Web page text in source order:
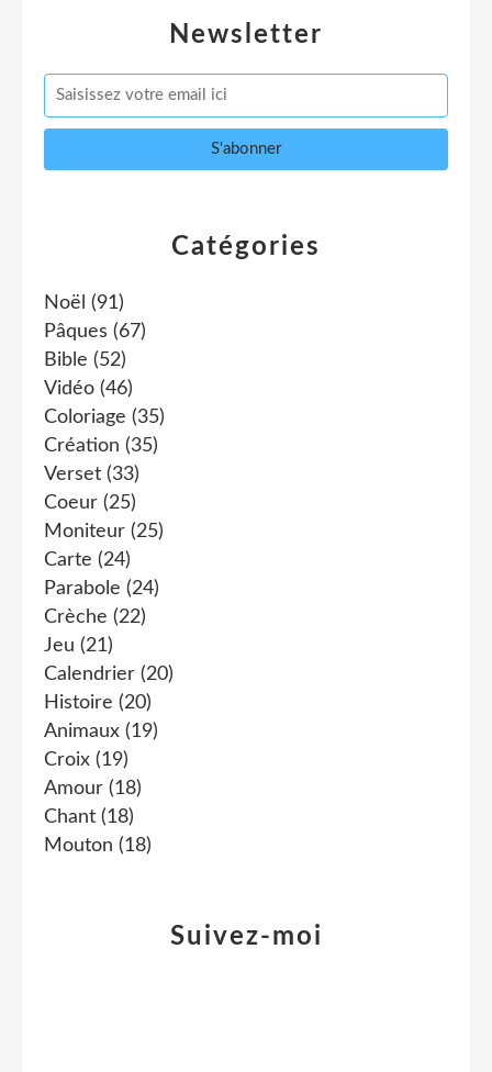
Newsletter
Catégories
Noël (91)
Pâques (67)
Bible (52)
Vidéo (46)
Coloriage (35)
Création (35)
Verset (33)
Coeur (25)
Moniteur (25)
Carte (24)
Parabole (24)
Crèche (22)
Jeu (21)
Calendrier (20)
Histoire (20)
Animaux (19)
Croix (19)
Amour (18)
Chant (18)
Mouton (18)
Suivez-moi